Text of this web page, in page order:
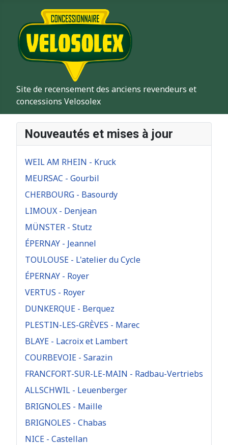
Site de recensement des anciens revendeurs et
concessions Velosolex
Nouveautés et mises à jour
WEIL AM RHEIN - Kruck
MEURSAC - Gourbil
CHERBOURG - Basourdy
LIMOUX - Denjean
MÜNSTER - Stutz
ÉPERNAY - Jeannel
TOULOUSE - L'atelier du Cycle
ÉPERNAY - Royer
VERTUS - Royer
DUNKERQUE - Berquez
PLESTIN-LES-GRÈVES - Marec
BLAYE - Lacroix et Lambert
COURBEVOIE - Sarazin
FRANCFORT-SUR-LE-MAIN - Radbau-Vertriebs
ALLSCHWIL - Leuenberger
BRIGNOLES - Maille
BRIGNOLES - Chabas
NICE - Castellan